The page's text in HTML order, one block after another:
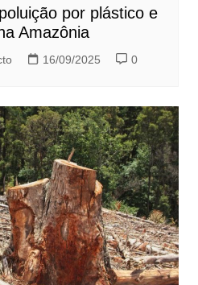
por plástico e
Amazônia
16/09/2025 0